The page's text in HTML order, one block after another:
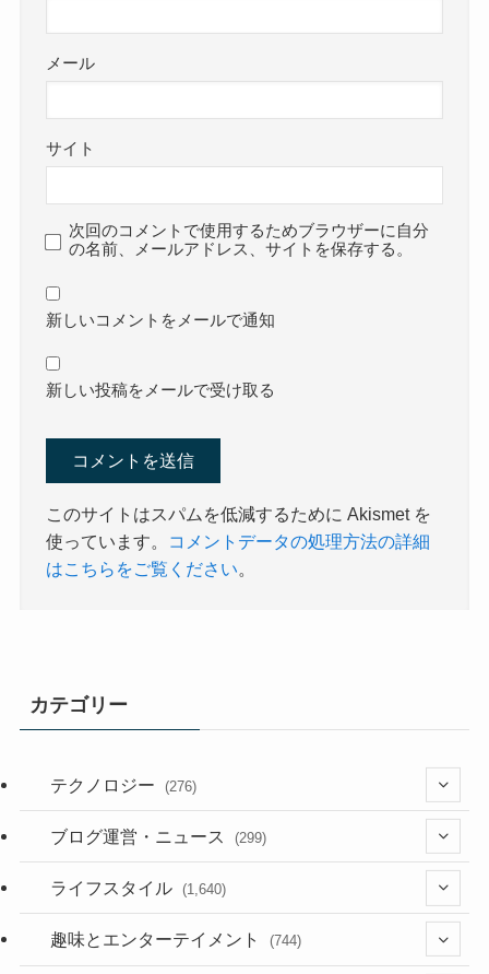
メール
サイト
次回のコメントで使用するためブラウザーに自分
の名前、メールアドレス、サイトを保存する。
新しいコメントをメールで通知
新しい投稿をメールで受け取る
このサイトはスパムを低減するために Akismet を
使っています。
コメントデータの処理方法の詳細
はこちらをご覧ください。
カテゴリー
テクノロジー (276)
(36)
(187)
ブログ運営・ニュース (299)
(118)
(181)
ライフスタイル (1,640)
(395)
趣味とエンターテイメント (744)